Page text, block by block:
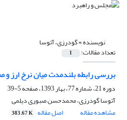
نویسنده =گودرزی، آتوسا
تعداد مقالات: 1
بررسی رابطه بلندمدت میان نرخ ارز و
دوره 21، شماره 77، بهار 1393، صفحه
5-39
آتوسا گودرزی، محمدحسن صبوری دیلمی
مشاهده مقاله
اصل مقاله 383.67 K